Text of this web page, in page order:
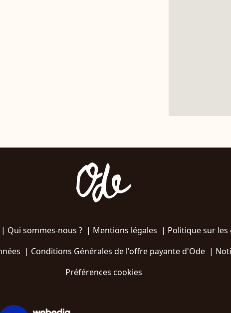
| Qui sommes-nous ? | Mentions légales | Politique sur
| Conditions Générales de l'offre payante d'Ode|
Préférences cookies